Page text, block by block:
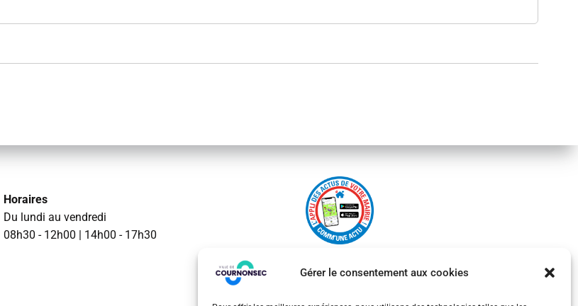
Gérer le consentement aux cookies
Horaires
Du lundi au vendredi
08h30 - 12h00 | 14h00 - 17h30